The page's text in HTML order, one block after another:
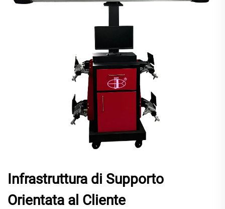
Infrastruttura di Supporto
Orientata al Cliente